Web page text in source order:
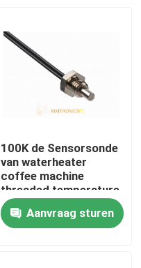
100K de Sensorsonde
van waterheater
coffee machine
threaded temperature
Aanvraag sturen